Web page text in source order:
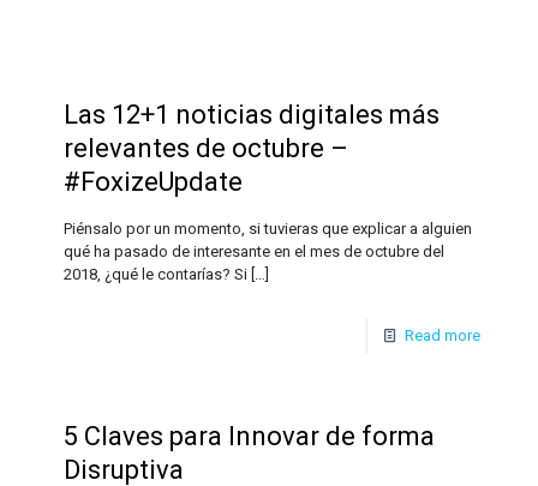
Las 12+1 noticias digitales más
relevantes de octubre –
#FoxizeUpdate
Piénsalo por un momento, si tuvieras que explicar a alguien
qué ha pasado de interesante en el mes de octubre del
2018, ¿qué le contarías? Si […]
Read more
5 Claves para Innovar de forma
Disruptiva